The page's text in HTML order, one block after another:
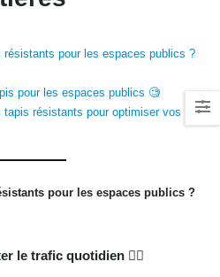
résistants pour les espaces publics ?
pour les espaces publics 🧐
résistants pour optimiser vos
pour les espaces publics ?
le trafic quotidien 🚶‍♂️